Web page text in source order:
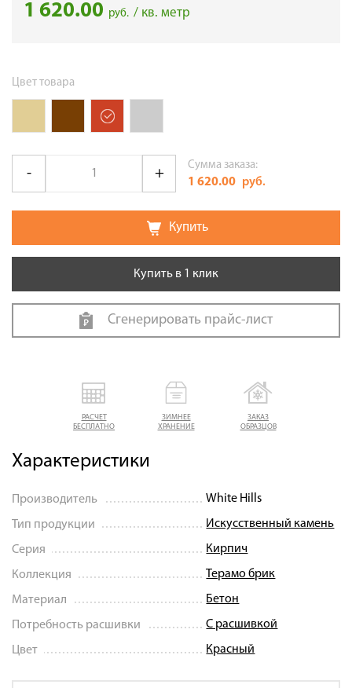
РАСЧЕТ
БЕСПЛАТНО
ЗИМНЕЕ
ХРАНЕНИЕ
ЗАКАЗ
ОБРАЗЦОВ
Характеристики
Производитель White Hills
Тип продукции Искусственный камень
Серия Кирпич
Коллекция Терамо брик
Материал Бетон
Потребность расшивки С расшивкой
Цвет Красный
1 620.00 руб. / кв. метр
Цвет товара
Сумма заказа:
1 620.00 руб.
Купить
Купить в 1 клик
Сгенерировать прайс-лист